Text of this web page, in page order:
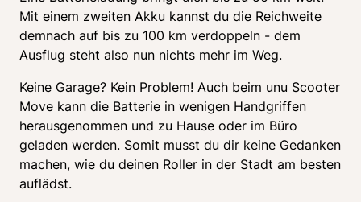
Mit einem zweiten Akku kannst du die Reichweite
demnach auf bis zu 100 km verdoppeln - dem
Ausflug steht also nun nichts mehr im Weg.
Keine Garage? Kein Problem! Auch beim unu Scooter
Move kann die Batterie in wenigen Handgriffen
herausgenommen und zu Hause oder im Büro
geladen werden. Somit musst du dir keine Gedanken
machen, wie du deinen Roller in der Stadt am besten
auflädst.